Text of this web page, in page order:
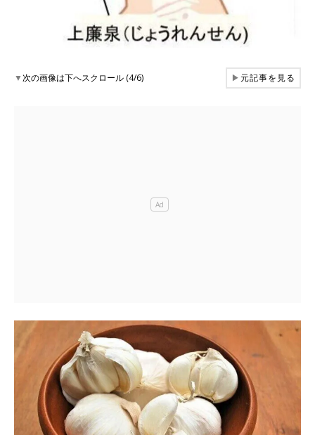
▼次の画像は下へスクロール (4/6) ▶元記事を見る